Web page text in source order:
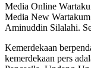
Media Online
Media New
Aminuddin Silalahi.
Kemerdekaan
kemerdekaan pers